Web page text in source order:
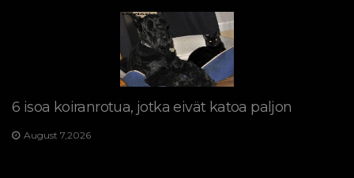
6 isoa koiranrotua, jotka eivät katoa paljon
August 7,2026